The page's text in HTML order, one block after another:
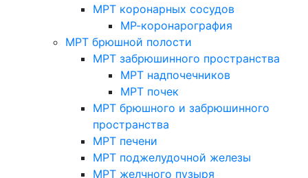
МРТ коронарных сосудов
МР-коронарография
МРТ брюшной полости
МРТ забрюшинного пространства
МРТ надпочечников
МРТ почек
МРТ брюшного и забрюшинного
пространства
МРТ печени
МРТ поджелудочной железы
МРТ желчного пузыря